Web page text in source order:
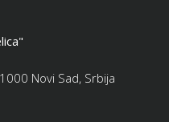
Novi Sad, Srbija